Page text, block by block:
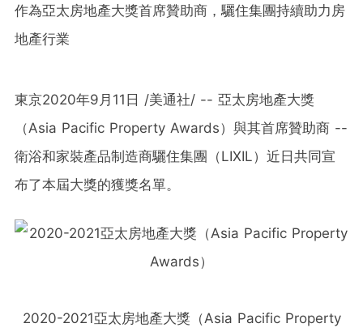
作為亞太房地產大獎首席贊助商，驪住集團持續助力房
地產行業
東京2020年9月 11 日 /美通社/ -- 亞太房地產大獎
（Asia Pacific Property Awards） 與其首席贊助商 --
衛浴和家裝產品制造商驪住集團（LIXIL）近日共同宣
布了本屆大獎的獲獎名單。
2020-2021亞太房地產大獎（Asia Pacific Property